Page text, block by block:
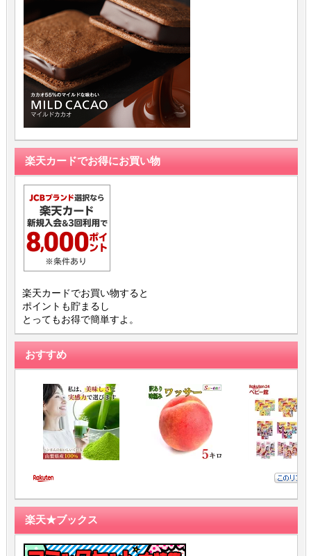
楽天カードでお得にお買い物
楽天カードでお買い物すると
ポイントも貯まるし
とってもお得で簡単すよ。
おすすめ
楽天★ブックス